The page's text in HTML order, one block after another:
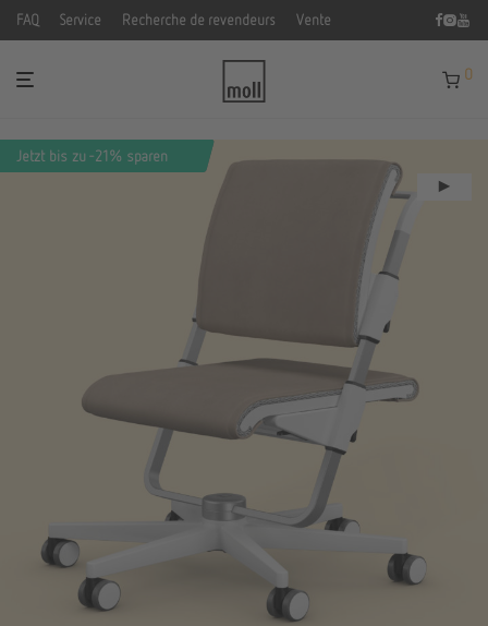
FAQ Service Recherche de revendeurs Vente
0
Jetzt bis zu -21% sparen